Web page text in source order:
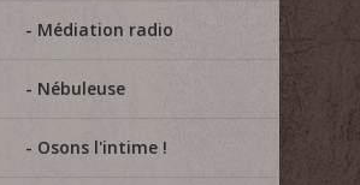
Médiation radio
Nébuleuse
Osons l'intime !